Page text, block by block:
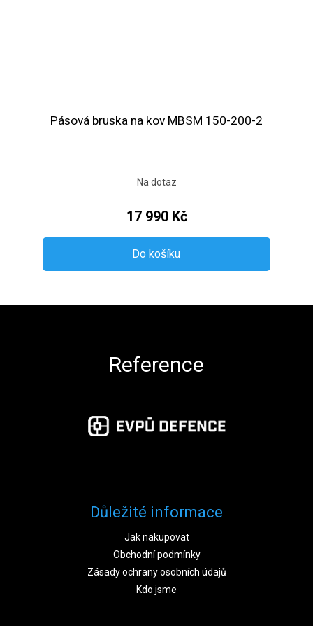
Pásová bruska na kov MBSM 150-200-2
Na dotaz
17 990 Kč
Do košíku
Reference
Důležité informace
Jak nakupovat
Obchodní podmínky
Zásady ochrany osobních údajů
Kdo jsme